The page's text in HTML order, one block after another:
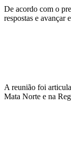
De acordo com o
respostas e avançar
A reunião foi
Mata Norte e na